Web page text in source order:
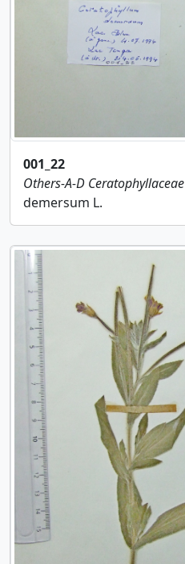
001_22
Others-A-D Ceratophyllaceae
demersum L.